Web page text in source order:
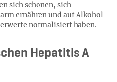
sich schonen, sich
ernähren und auf Alkohol
normalisiert haben.
Hepatitis A